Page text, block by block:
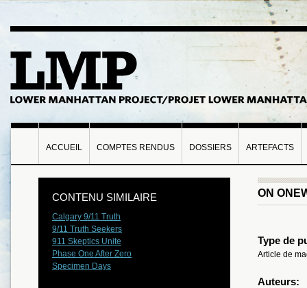
ACCUEIL COMPTES RENDUS DOSSIERS ARTEFACTS
ON
Type de
Article de
Auteurs:
CONTENU SIMILAIRE
Calgary 9/11 Truth
9/11 Truth Seekers
911 Skeptics Unite
Phase One After Zero
Specimen Days